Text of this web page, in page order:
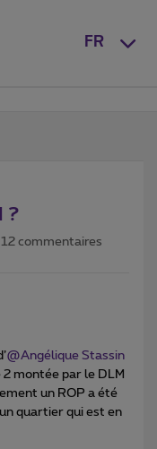
FR
?
12 commentaires
@Angélique Stassin
2 montée par le DLM
un ROP a été
quartier qui est en